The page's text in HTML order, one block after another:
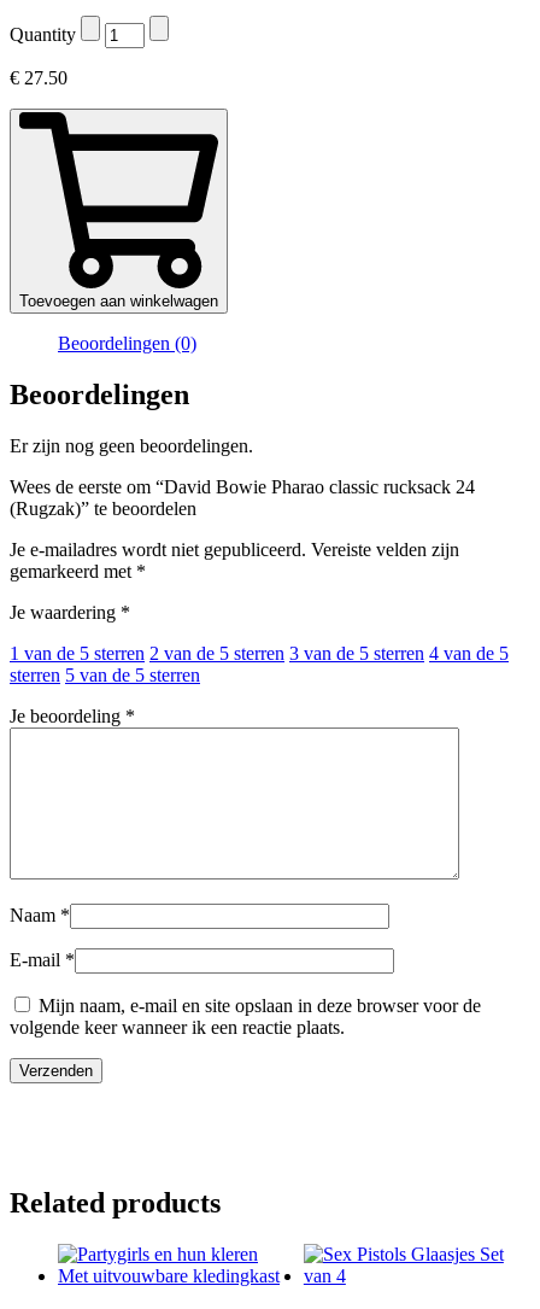
Quantity
€ 27.50
Toevoegen aan winkelwagen
Beoordelingen (0)
Beoordelingen
Er zijn nog geen beoordelingen.
Wees de eerste om “David Bowie Pharao classic rucksack 24
(Rugzak)” te beoordelen
Je e-mailadres wordt niet gepubliceerd. Vereiste velden zijn
gemarkeerd met *
Je waardering *
1 van de 5 sterren 2 van de 5 sterren 3 van de 5 sterren 4 van de 5
sterren 5 van de 5 sterren
Je beoordeling *
Naam *
E-mail *
Mijn naam, e-mail en site opslaan in deze browser voor de
volgende keer wanneer ik een reactie plaats.
Related products